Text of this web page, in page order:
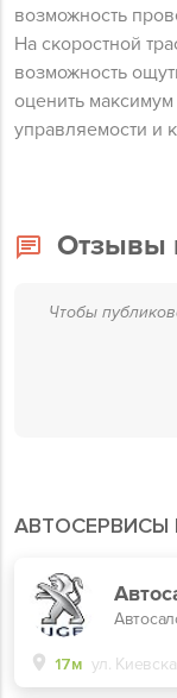
возможность
На скоростной
возможность
оценить
управляемости и
17м ул.
Отзывы
Чтобы